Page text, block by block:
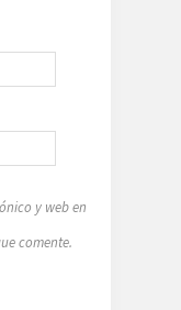
y web en
comente.